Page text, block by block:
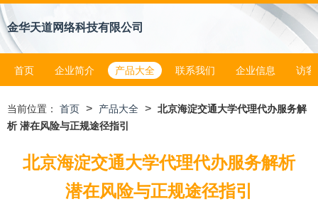
金华天道网络科技有限公司
首页 企业简介 产品大全 联系我们 企业信息 访客
当前位置： 首页 > 产品大全 > 北京海淀交通大学代理代办服务解
析 潜在风险与正规途径指引
北京海淀交通大学代理代办服务解析
潜在风险与正规途径指引